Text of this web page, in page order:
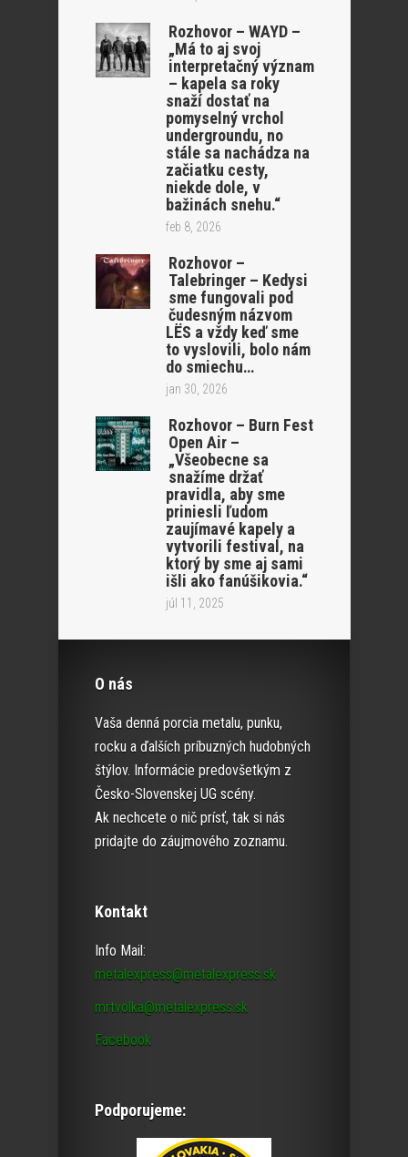
Rozhovor – WAYD –
„Má to aj svoj
interpretačný význam
– kapela sa roky
snaží dostať na
pomyselný vrchol
undergroundu, no
stále sa nachádza na
začiatku cesty,
niekde dole, v
bažinách snehu.“
feb 8, 2026
Rozhovor –
Talebringer – Kedysi
sme fungovali pod
čudesným názvom
LËS a vždy keď sme
to vyslovili, bolo nám
do smiechu…
jan 30, 2026
Rozhovor – Burn Fest
Open Air –
„Všeobecne sa
snažíme držať
pravidla, aby sme
priniesli ľudom
zaujímavé kapely a
vytvorili festival, na
ktorý by sme aj sami
išli ako fanúšikovia.“
júl 11, 2025
O nás
Vaša denná porcia metalu, punku,
rocku a ďalších príbuzných hudobných
štýlov. Informácie predovšetkým z
Česko-Slovenskej UG scény.
Ak nechcete o nič prísť, tak si nás
pridajte do záujmového zoznamu.
Kontakt
Info Mail:
metalexpress@metalexpress.sk
mrtvolka@metalexpress.sk
Facebook
Podporujeme: